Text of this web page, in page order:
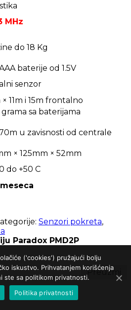
MHz
do 18 Kg
baterije od 1.5V
senzor
× 11m i 15m frontalno
grama sa baterijama
u zavisnosti od centrale
× 125mm × 52mm
do +50 C
Senzori pokreta,
Paradox PMD2P
Preuzmi
('cookies') pružajući bolju
iskustvo. Prihvatanjem korišćenja
ste sa politikom privatnosti.
Politika privatnosti